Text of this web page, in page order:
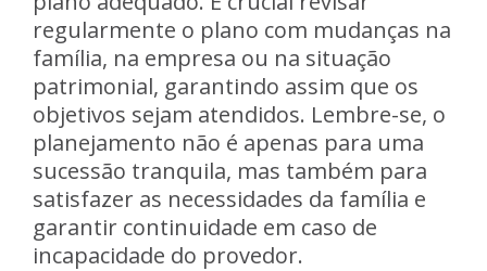
regularmente o plano com mudanças na
família, na empresa ou na situação
patrimonial, garantindo assim que os
objetivos sejam atendidos. Lembre-se, o
planejamento não é apenas para uma
sucessão tranquila, mas também para
satisfazer as necessidades da família e
garantir continuidade em caso de
incapacidade do provedor.